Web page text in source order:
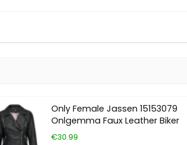
Only Female Jassen 15153079
Onlgemma Faux Leather Biker
€30.99